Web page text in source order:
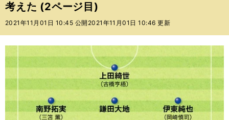
テ
ー
バ
考えた (2ページ目)
2021年11月01日 10:45 公開 2021年11月01日 10:46 更新